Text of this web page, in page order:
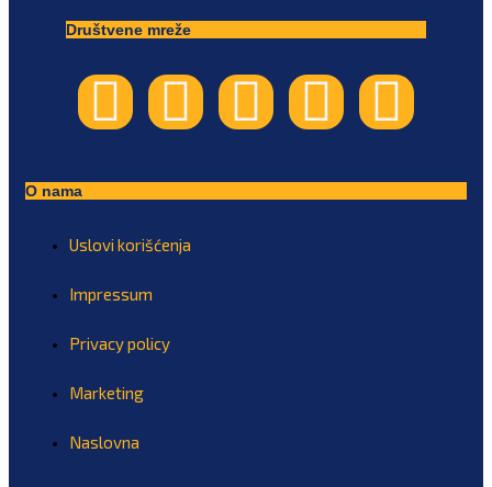
Društvene mreže
O nama
Uslovi korišćenja
Impressum
Privacy policy
Marketing
Naslovna